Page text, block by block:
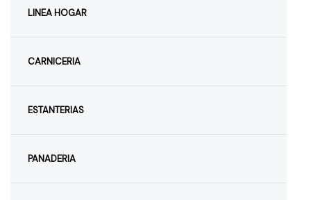
LINEA HOGAR
CARNICERIA
ESTANTERIAS
PANADERIA